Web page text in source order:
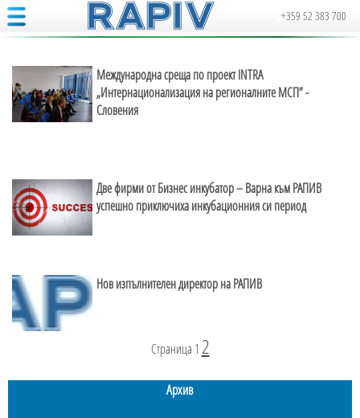
+359 52 383 700
Международна среща по проект INTRA
„Интернационализация на регионалните МСП” -
Словения
Две фирми от Бизнес инкубатор – Варна към РАПИВ
успешно приключиха инкубационния си период
Нов изпълнителен директор на РАПИВ
Страница 1 2
Архив